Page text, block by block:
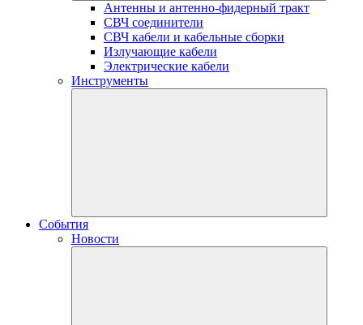
Антенны и антенно-фидерный тракт
СВЧ соединители
СВЧ кабели и кабельные сборки
Излучающие кабели
Электрические кабели
Инструменты
События
Новости